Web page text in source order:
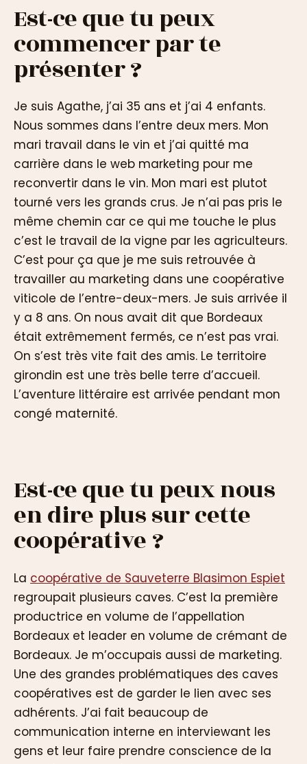
Est-ce que tu peux
commencer par te
présenter ?
Je suis Agathe, j’ai 35 ans et j’ai 4 enfants.
Nous sommes dans l’entre deux mers. Mon
mari travail dans le vin et j’ai quitté ma
carrière dans le web marketing pour me
reconvertir dans le vin. Mon mari est plutot
tourné vers les grands crus. Je n’ai pas pris le
même chemin car ce qui me touche le plus
c’est le travail de la vigne par les agriculteurs.
C’est pour ça que je me suis retrouvée à
travailler au marketing dans une coopérative
viticole de l’entre-deux-mers. Je suis arrivée il
y a 8 ans. On nous avait dit que Bordeaux
était extrêmement fermés, ce n’est pas vrai.
On s’est très vite fait des amis. Le territoire
girondin est une très belle terre d’accueil.
L’aventure littéraire est arrivée pendant mon
congé maternité.
Est-ce que tu peux nous
en dire plus sur cette
coopérative ?
La coopérative de Sauveterre Blasimon Espiet
regroupait plusieurs caves. C’est la première
productrice en volume de l’appellation
Bordeaux et leader en volume de crémant de
Bordeaux. Je m’occupais aussi de marketing.
Une des grandes problématiques des caves
coopératives est de garder le lien avec ses
adhérents. J’ai fait beaucoup de
communication interne en interviewant les
gens et leur faire prendre conscience de la